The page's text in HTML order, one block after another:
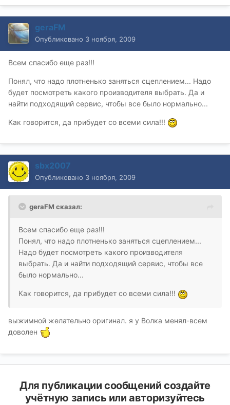
geraFM
Опубликовано 3 ноября, 2009
Всем спасибо еще раз!!!
Понял, что надо плотненько заняться сцеплением... Надо
будет посмотреть какого производителя выбрать. Да и
найти подходящий сервис, чтобы все было нормально...
Как говорится, да прибудет со всеми сила!!!
sbx2007
Опубликовано 3 ноября, 2009
geraFM сказал:
Всем спасибо еще раз!!!
Понял, что надо плотненько заняться сцеплением...
Надо будет посмотреть какого производителя
выбрать. Да и найти подходящий сервис, чтобы все
было нормально...
Как говорится, да прибудет со всеми сила!!!
выжимной желательно оригинал. я у Волка менял-всем
доволен
Для публикации сообщений создайте
учётную запись или авторизуйтесь